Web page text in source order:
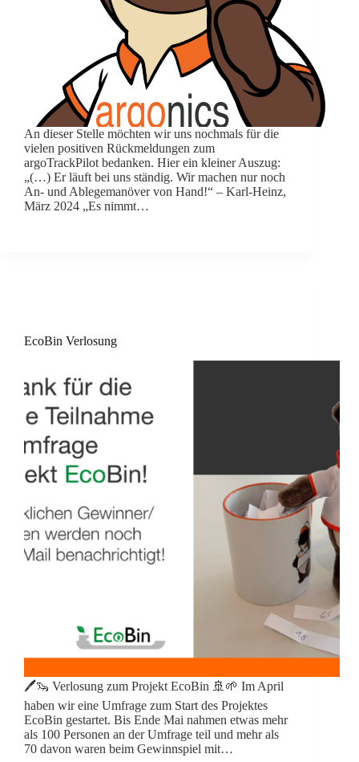
An dieser Stelle möchten wir uns nochmals für die
vielen positiven Rückmeldungen zum
argoTrackPilot bedanken. Hier ein kleiner Auszug:
„(…) Er läuft bei uns ständig. Wir machen nur noch
An- und Ablegemanöver von Hand!“ – Karl-Heinz,
März 2024 „Es nimmt…
EcoBin Verlosung
🖊️🦦 Verlosung zum Projekt EcoBin 🚢🌱 Im April
haben wir eine Umfrage zum Start des Projektes
EcoBin gestartet. Bis Ende Mai nahmen etwas mehr
als 100 Personen an der Umfrage teil und mehr als
70 davon waren beim Gewinnspiel mit…